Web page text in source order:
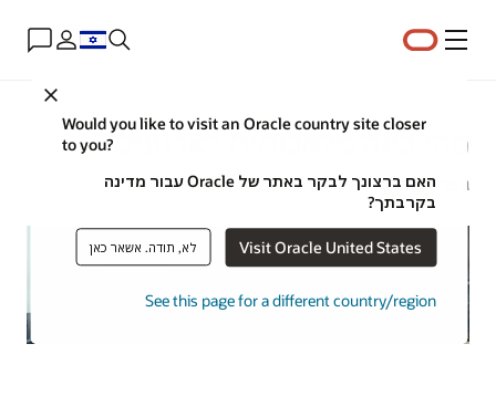
תפריט
Would you like to visit an Oracle country site closer
to you?
האם ברצונך לבקר באתר של Oracle עבור מדינה
בקרבתך?
Visit Oracle United States לא, תודה. אשאר כאן
See this page for a different country/region
מהי בינה מלאכותית לארגונים?
ג'פרי אריקסון | אסטרטג תוכן | 29 באוגוסט 2024